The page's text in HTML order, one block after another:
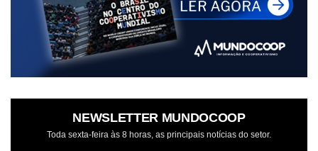
NEWSLETTER MUNDOCOOP
Toda sexta-feira às 8 horas, as principais notícias do setor.